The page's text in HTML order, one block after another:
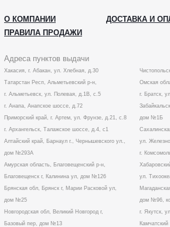
О КОМПАНИИ ДОСТАВКА И
ПРАВИЛА ПРОДАЖИ
Адреса пунктов выдачи
Хакасия, г. Абакан, ул. Хлебная, д.30
Татарстан Респ, Альметьевский р-н,
г. Альметьевск, ул. Полевая, д.1В, с.5
г. Анапа, Анапское шоссе, д.72
Приморский край, г. Артем, ул. Фрунзе, д.21, с.8
г. Архангельск, Талажское шоссе, д.4, с1
Алтайский край, Барнаул г., Чернышевского ул.,
дом №293А
Амурская область, Благовещенский р-н,
Благовещенск г, Калинина ул, дом №126
Брянская обл, Брянск г, Марии Расковой ул,
дом №25
Новгородская обл, Великий Новгород г,
Базовый пер, дом №13
Омская
г. Братск,
дом №1Б
ул.
г.
ул.
дом №96,
г. Якутск,
Камчатский